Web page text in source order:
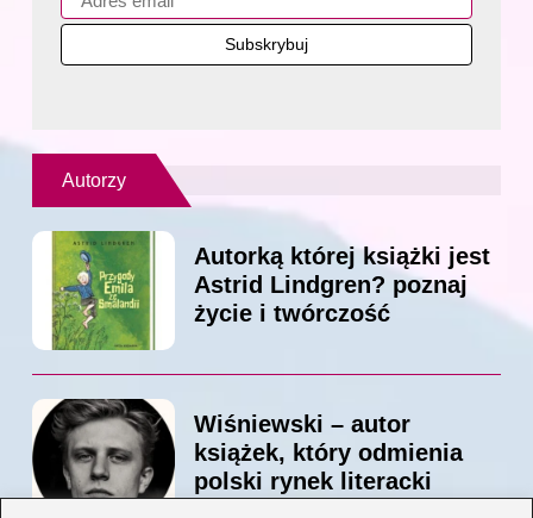
Autorzy
Autorką której książki jest
Astrid Lindgren? poznaj
życie i twórczość
Wiśniewski – autor
książek, który odmienia
polski rynek literacki